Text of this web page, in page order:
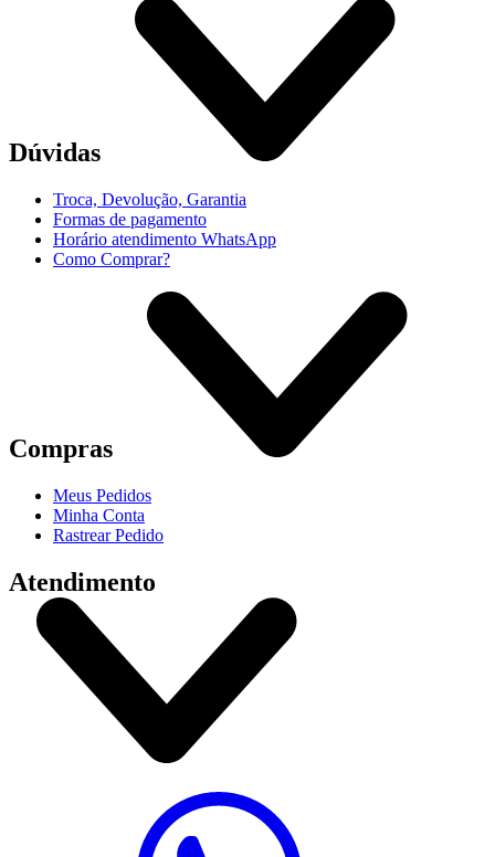
Dúvidas
Troca, Devolução, Garantia
Formas de pagamento
Horário atendimento WhatsApp
Como Comprar?
Compras
Meus Pedidos
Minha Conta
Rastrear Pedido
Atendimento